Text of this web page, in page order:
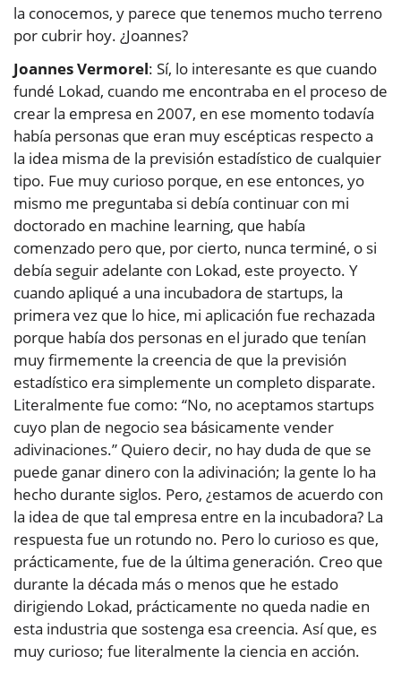
la conocemos, y parece que tenemos mucho terreno
por cubrir hoy. ¿Joannes?
Joannes Vermorel: Sí, lo interesante es que cuando
fundé Lokad, cuando me encontraba en el proceso de
crear la empresa en 2007, en ese momento todavía
había personas que eran muy escépticas respecto a
la idea misma de la previsión estadístico de cualquier
tipo. Fue muy curioso porque, en ese entonces, yo
mismo me preguntaba si debía continuar con mi
doctorado en machine learning, que había
comenzado pero que, por cierto, nunca terminé, o si
debía seguir adelante con Lokad, este proyecto. Y
cuando apliqué a una incubadora de startups, la
primera vez que lo hice, mi aplicación fue rechazada
porque había dos personas en el jurado que tenían
muy firmemente la creencia de que la previsión
estadístico era simplemente un completo disparate.
Literalmente fue como: “No, no aceptamos startups
cuyo plan de negocio sea básicamente vender
adivinaciones.” Quiero decir, no hay duda de que se
puede ganar dinero con la adivinación; la gente lo ha
hecho durante siglos. Pero, ¿estamos de acuerdo con
la idea de que tal empresa entre en la incubadora? La
respuesta fue un rotundo no. Pero lo curioso es que,
prácticamente, fue de la última generación. Creo que
durante la década más o menos que he estado
dirigiendo Lokad, prácticamente no queda nadie en
esta industria que sostenga esa creencia. Así que, es
muy curioso; fue literalmente la ciencia en acción.